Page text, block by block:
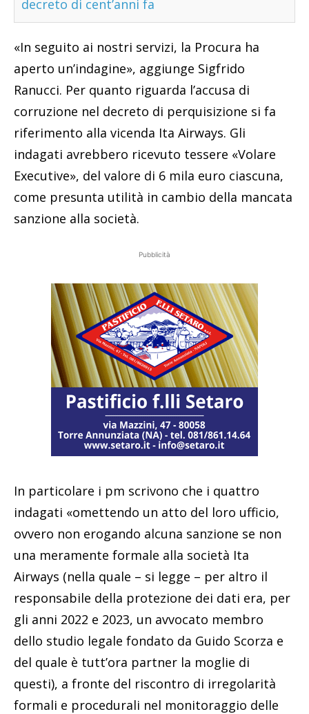
decreto di cent’anni fa
«In seguito ai nostri servizi, la Procura ha
aperto un’indagine», aggiunge Sigfrido
Ranucci. Per quanto riguarda l’accusa di
corruzione nel decreto di perquisizione si fa
riferimento alla vicenda Ita Airways. Gli
indagati avrebbero ricevuto tessere «Volare
Executive», del valore di 6 mila euro ciascuna,
come presunta utilità in cambio della mancata
sanzione alla società.
Pubblicità
In particolare i pm scrivono che i quattro
indagati «omettendo un atto del loro ufficio,
ovvero non erogando alcuna sanzione se non
una meramente formale alla società Ita
Airways (nella quale – si legge – per altro il
responsabile della protezione dei dati era, per
gli anni 2022 e 2023, un avvocato membro
dello studio legale fondato da Guido Scorza e
del quale è tutt’ora partner la moglie di
questi), a fronte del riscontro di irregolarità
formali e procedurali nel monitoraggio delle